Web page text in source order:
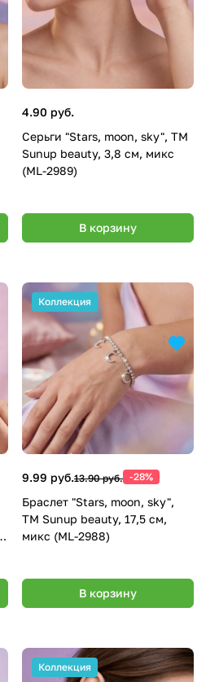
4.90 руб.
Серьги "Stars, moon, sky", ТМ
Sunup beauty, 3,8 см, микс
(ML-2989)
В корзину
Коллекция
9.99 руб.13.90 руб. -28%
Браслет "Stars, moon, sky",
ТМ Sunup beauty, 17,5 см,
микс (ML-2988)
В корзину
Коллекция